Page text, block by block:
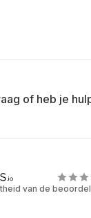
of heb je
van de